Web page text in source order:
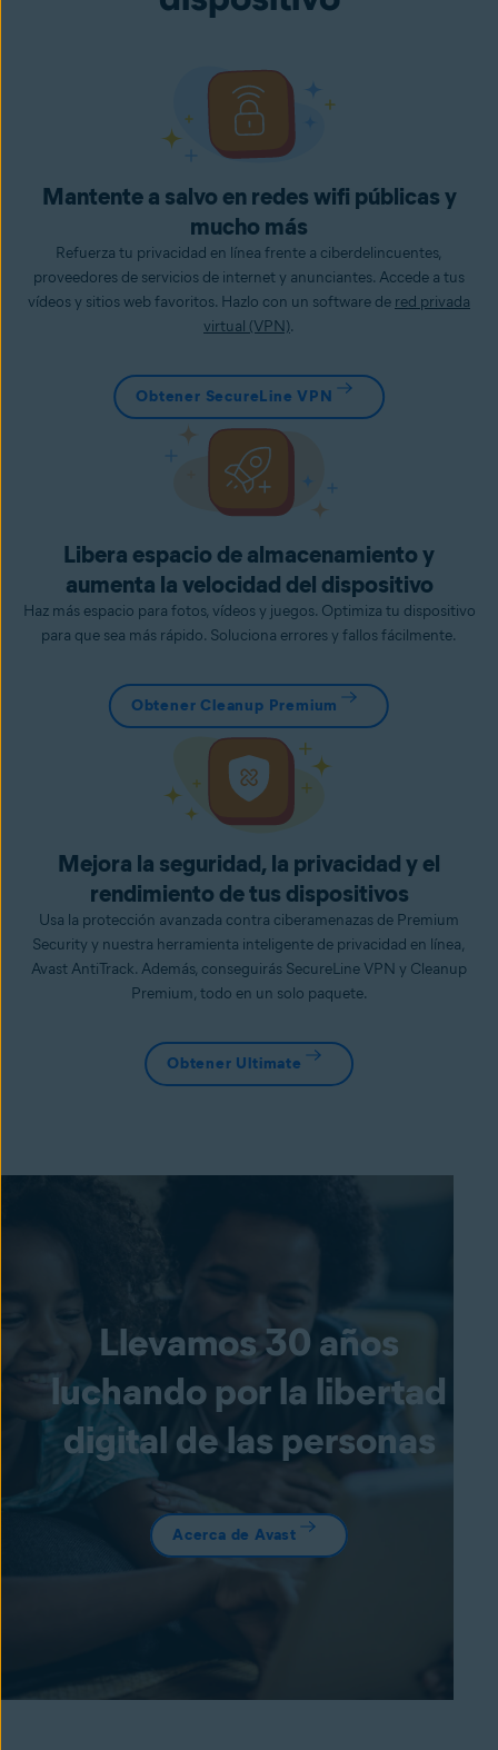
Mantente a salvo en redes wifi públicas y
mucho más
Refuerza tu privacidad en línea frente a ciberdelincuentes,
proveedores de servicios de internet y anunciantes. Accede a tus
vídeos y sitios web favoritos. Hazlo con un software de red privada
virtual (VPN).
Obtener SecureLine VPN
Libera espacio de almacenamiento y
aumenta la velocidad del dispositivo
Haz más espacio para fotos, vídeos y juegos. Optimiza tu dispositivo
para que sea más rápido. Soluciona errores y fallos fácilmente.
Obtener Cleanup Premium
Mejora la seguridad, la privacidad y el
rendimiento de tus dispositivos
Usa la protección avanzada contra ciberamenazas de Premium
Security y nuestra herramienta inteligente de privacidad en línea,
Avast AntiTrack. Además, conseguirás SecureLine VPN y Cleanup
Premium, todo en un solo paquete.
Obtener Ultimate
Llevamos 30 años
luchando por la libertad
digital de las personas
Acerca de Avast